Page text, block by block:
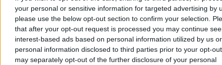
your personal or sensitive information for targeted advertising by
please use the below opt-out section to confirm your selection.
that after your opt-out request is processed you may continue
interest-based ads based on personal information utilized by us or
personal information disclosed to third parties prior to your opt-
may separately opt-out of the further disclosure of your personal